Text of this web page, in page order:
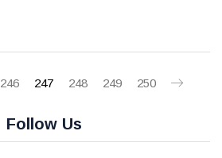
246 247 248 249 250
Follow Us